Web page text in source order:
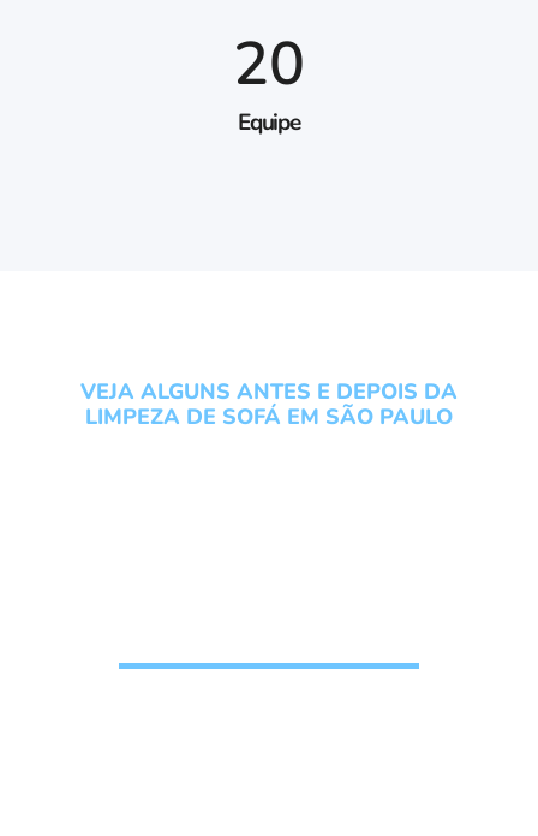
Equipe
20
VEJA ALGUNS ANTES E DEPOIS DA
LIMPEZA DE SOFÁ EM SÃO PAULO